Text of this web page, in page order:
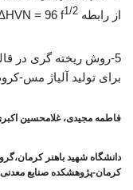
از رابطه ΔHVN = 96 f 1/2
5-روش ریخته گری در
برای تولید آلیاژ مس-
فاطمه مجیدی، غلامحسین
دانشگاه شهید باهنر
کرمان-پژوهشکده صنایع